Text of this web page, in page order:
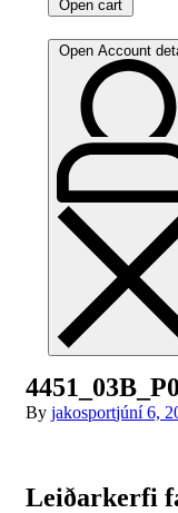
Open cart
Open Account
By jakosportjúní 6,
Leiðarkerfi